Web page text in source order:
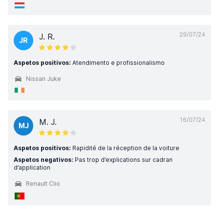
29/07/24
JR J. R.
Aspetos positivos: Atendimento e profissionalismo
Nissan Juke
16/07/24
MJ M. J.
Aspetos positivos: Rapidité de la réception de la voiture
Aspetos negativos: Pas trop d’explications sur cadran
d’application
Renault Clio